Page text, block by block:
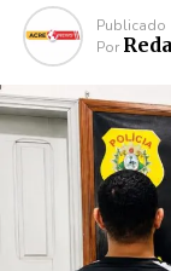
Publicado
Por